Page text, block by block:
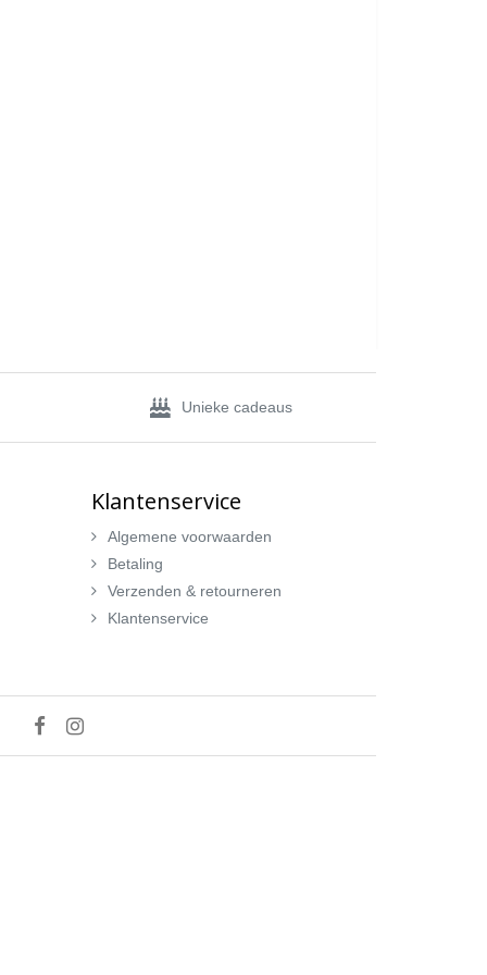
Unieke cadeaus
Klantenservice
Algemene voorwaarden
Betaling
Verzenden & retourneren
Klantenservice